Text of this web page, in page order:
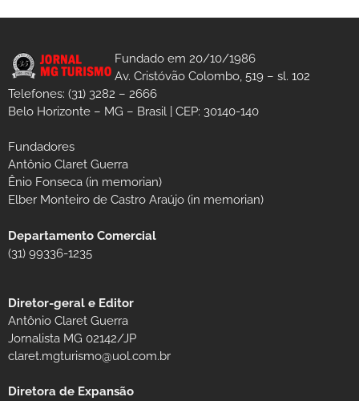
Fundado em 20/10/1986
Av. Cristóvão Colombo, 519 – sl. 102
Telefones: (31) 3282 – 2666
Belo Horizonte – MG – Brasil | CEP: 30140-140
Fundadores
Antônio Claret Guerra
Ênio Fonseca (in memorian)
Elber Monteiro de Castro Araújo (in memorian)
Departamento Comercial
(31) 99336-1235
Diretor-geral e Editor
Antônio Claret Guerra
Jornalista MG 02142/JP
claret.mgturismo@uol.com.br
Diretora de Expansão